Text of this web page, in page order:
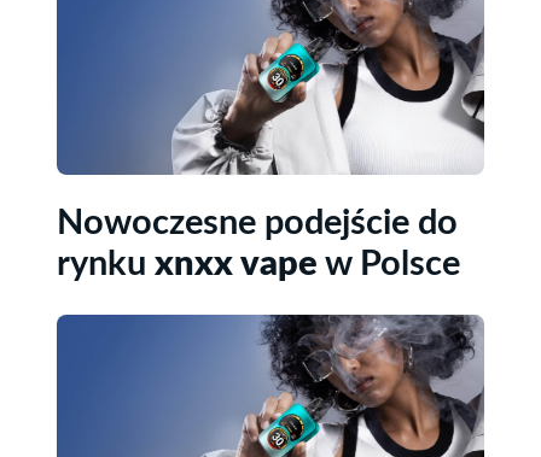
Nowoczesne podejście do
rynku xnxx vape w Polsce